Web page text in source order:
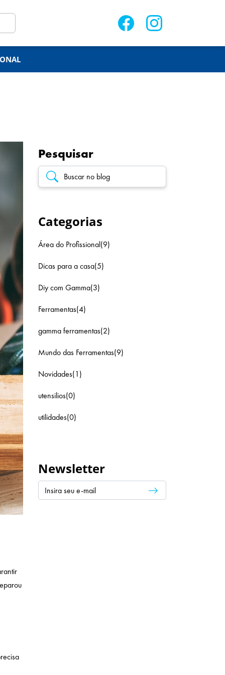
Pesquisar
Categorias
Área do Profissional(9)
Dicas para a casa(5)
Diy com Gamma(3)
Ferramentas(4)
gamma ferramentas(2)
Mundo das Ferramentas(9)
Novidades(1)
utensilios(0)
utilidades(0)
Newsletter